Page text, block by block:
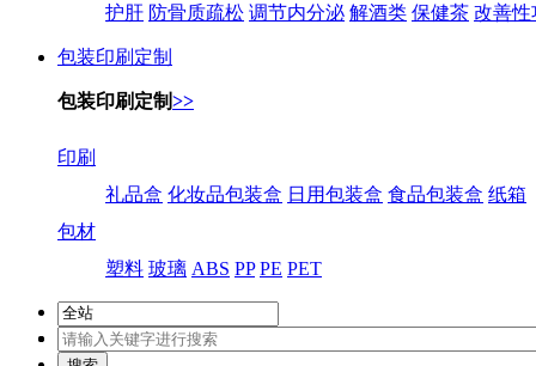
护肝 防骨质疏松 调节内分泌 解酒类 保健茶 改善性
包装印刷定制
包装印刷定制>>
印刷
礼品盒 化妆品包装盒 日用包装盒 食品包装盒 纸箱
包材
塑料 玻璃 ABS PP PE PET